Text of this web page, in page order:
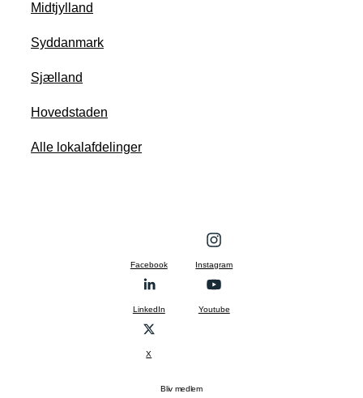
Midtjylland
Syddanmark
Sjælland
Hovedstaden
Alle lokalafdelinger
Facebook Instagram
LinkedIn Youtube
X
Bliv medlem